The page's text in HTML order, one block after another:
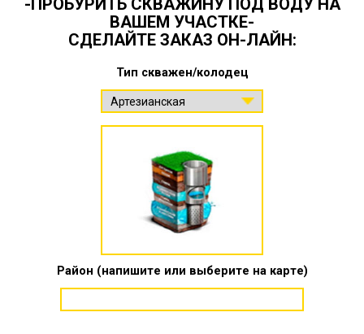
ВАШЕМ УЧАСТКЕ-
СДЕЛАЙТЕ ЗАКАЗ ОН-ЛАЙН:
Тип скважен/колодец
Район (напишите или выберите на карте)